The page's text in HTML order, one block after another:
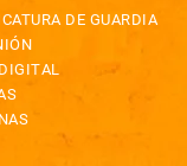
DE GUARDIA